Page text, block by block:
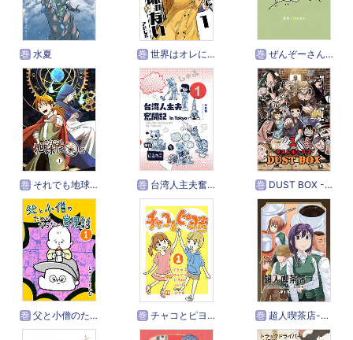
巻 水夏 巻 世界はオレに興味がない 巻ぜんぞーさんちののんびりな日常
巻 それでも地球は回る 巻 台湾人主夫奮闘記 in Tokyo 巻DUST BOX -ダストボックス-
巻 父と小僧のためにならない育児話 巻 チャコとピヨ吉（フルカラー） 巻超人喫茶店-Overman’s Cafe-